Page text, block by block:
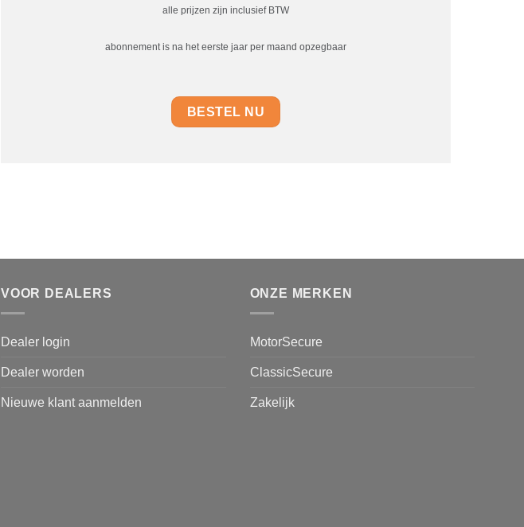
alle prijzen zijn inclusief BTW
abonnement is na het eerste jaar per maand opzegbaar
BESTEL NU
VOOR DEALERS
Dealer login
Dealer worden
Nieuwe klant aanmelden
ONZE MERKEN
MotorSecure
ClassicSecure
Zakelijk